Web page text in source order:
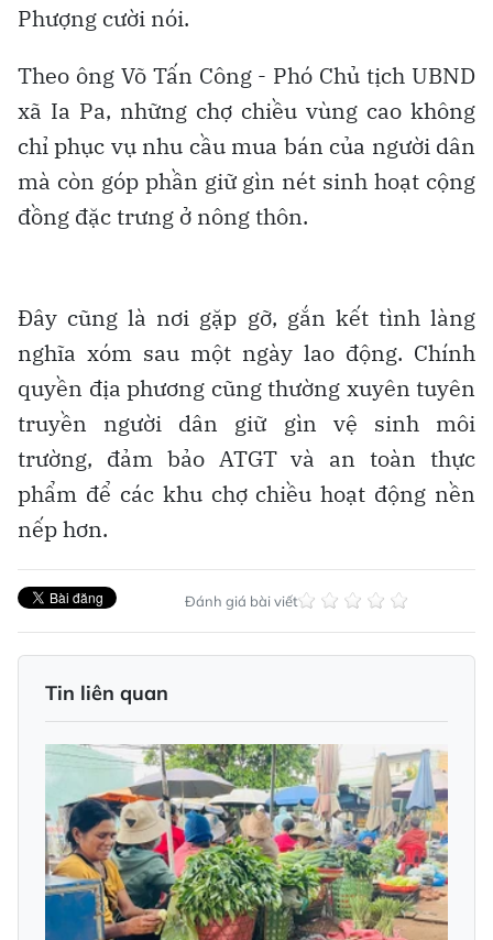
Phượng cười nói.
Theo ông Võ Tấn Công - Phó Chủ tịch UBND
xã Ia Pa, những chợ chiều vùng cao không
chỉ phục vụ nhu cầu mua bán của người dân
mà còn góp phần giữ gìn nét sinh hoạt cộng
đồng đặc trưng ở nông thôn.
Đây cũng là nơi gặp gỡ, gắn kết tình làng
nghĩa xóm sau một ngày lao động. Chính
quyền địa phương cũng thường xuyên tuyên
truyền người dân giữ gìn vệ sinh môi
trường, đảm bảo ATGT và an toàn thực
phẩm để các khu chợ chiều hoạt động nền
nếp hơn.
Đánh giá bài viết
Tin liên quan